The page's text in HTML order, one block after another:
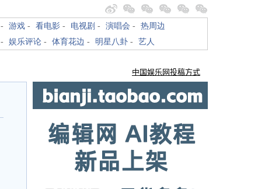
- 游戏 - 看电影 - 电视剧 - 演唱会 - 热周边
- 娱乐评论 - 体育花边 - 明星八卦 - 艺人